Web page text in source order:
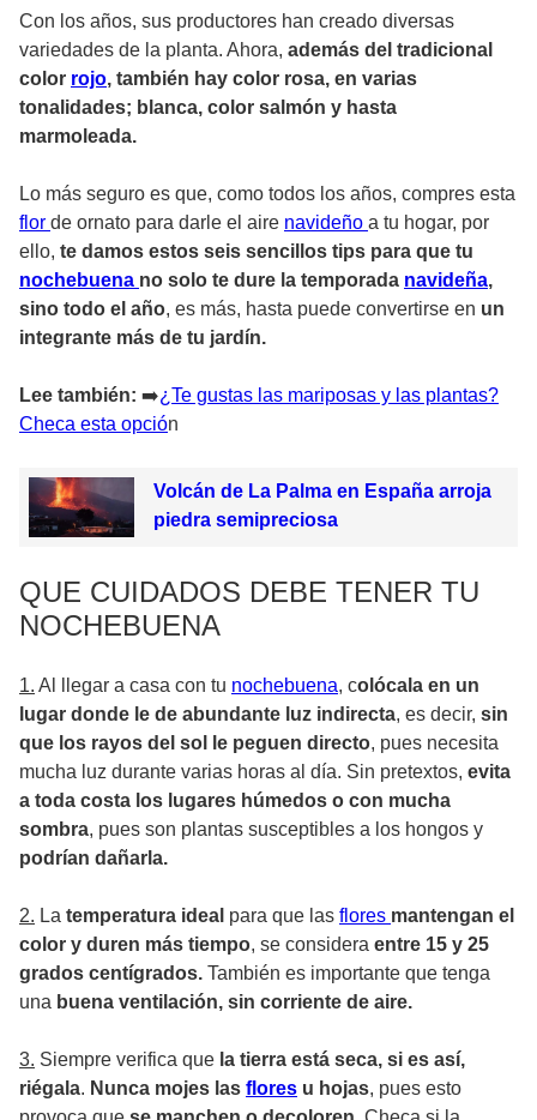
Con los años, sus productores han creado diversas
variedades de la planta. Ahora, además del tradicional
color rojo, también hay color rosa, en varias
tonalidades; blanca, color salmón y hasta
marmoleada.
Lo más seguro es que, como todos los años, compres esta
flor de ornato para darle el aire navideño a tu hogar, por
ello, te damos estos seis sencillos tips para que tu
nochebuena no solo te dure la temporada navideña,
sino todo el año, es más, hasta puede convertirse en un
integrante más de tu jardín.
Lee también: ➡️¿Te gustas las mariposas y las plantas?
Checa esta opción
Volcán de La Palma en España arroja
piedra semipreciosa
QUE CUIDADOS DEBE TENER TU
NOCHEBUENA
1. Al llegar a casa con tu nochebuena, colócala en un
lugar donde le de abundante luz indirecta, es decir, sin
que los rayos del sol le peguen directo, pues necesita
mucha luz durante varias horas al día. Sin pretextos, evita
a toda costa los lugares húmedos o con mucha
sombra, pues son plantas susceptibles a los hongos y
podrían dañarla.
2. La temperatura ideal para que las flores mantengan el
color y duren más tiempo, se considera entre 15 y 25
grados centígrados. También es importante que tenga
una buena ventilación, sin corriente de aire.
3. Siempre verifica que la tierra está seca, si es así,
riégala. Nunca mojes las flores u hojas, pues esto